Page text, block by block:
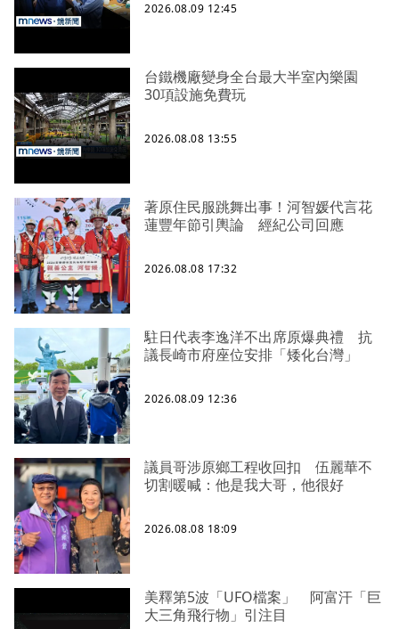
2026.08.09 12:45
台鐵機廠變身全台最大半室內樂園
30項設施免費玩
2026.08.08 13:55
著原住民服跳舞出事！河智媛代言花
蓮豐年節引輿論 經紀公司回應
2026.08.08 17:32
駐日代表李逸洋不出席原爆典禮 抗
議長崎市府座位安排「矮化台灣」
2026.08.09 12:36
議員哥涉原鄉工程收回扣 伍麗華不
切割暖喊：他是我大哥，他很好
2026.08.08 18:09
美釋第5波「UFO檔案」 阿富汗「巨
大三角飛行物」引注目